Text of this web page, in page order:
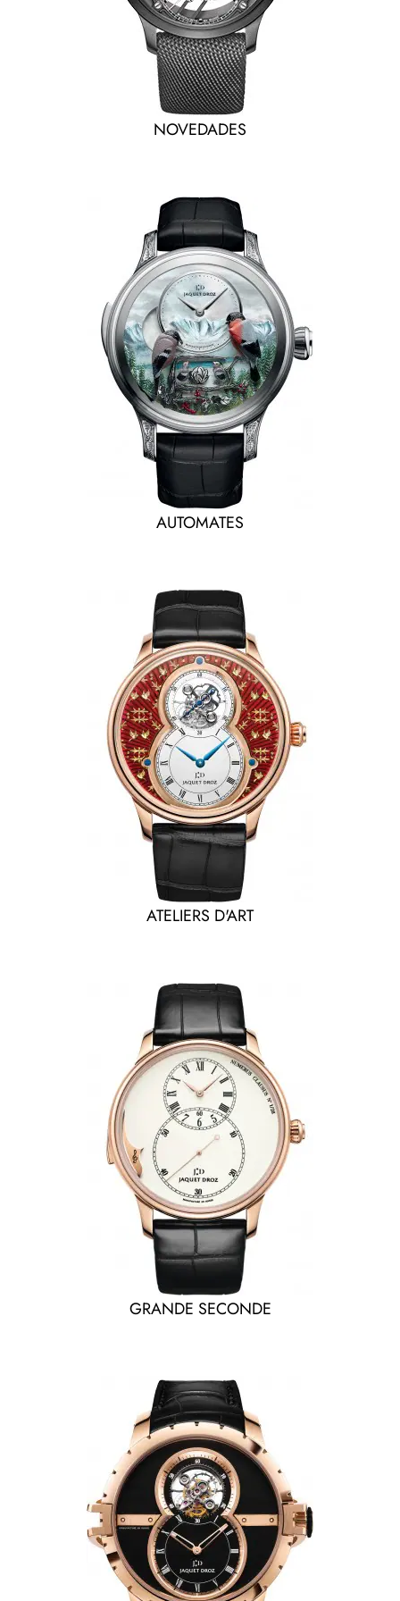
NOVEDADES
AUTOMATES
ATELIERS D'ART
GRANDE SECONDE